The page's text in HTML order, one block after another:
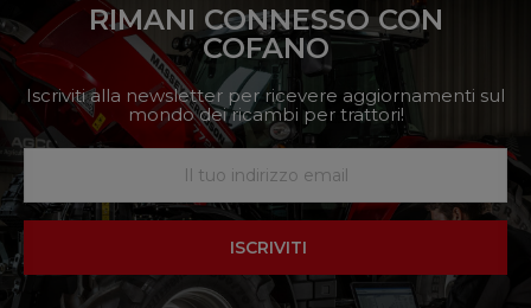
RIMANI CONNESSO CON
COFANO
Iscriviti alla newsletter per ricevere aggiornamenti sul
mondo dei ricambi per trattori!
ISCRIVITI